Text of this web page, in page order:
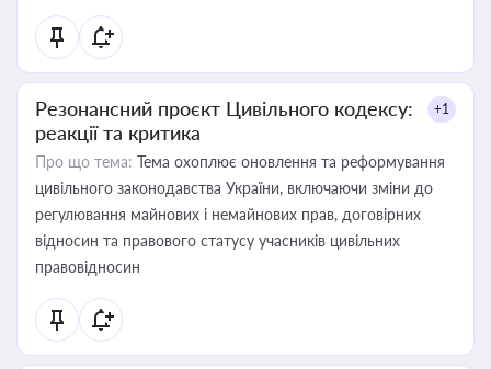
Резонансний проєкт Цивільного кодексу:
реакції та критика
+1
Про що тема: Тема охоплює оновлення та реформування
цивільного законодавства України, включаючи зміни до
регулювання майнових і немайнових прав, договірних
відносин та правового статусу учасників цивільних
правовідносин